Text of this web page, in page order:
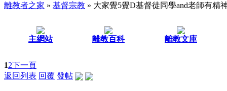
離教者之家 » 基督宗教 » 大家覺5覺D基督徒同學and老師有精
主網站 離教百科 離教文庫
12下一頁
返回列表 回覆 發帖